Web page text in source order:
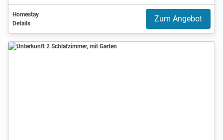
Homestay
Details
Zum Angebot